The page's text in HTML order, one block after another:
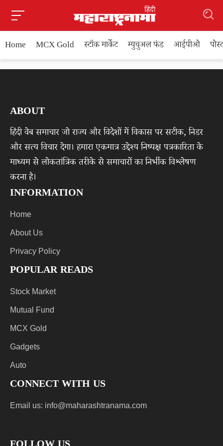
Home MCX Gold स्टॉक मार्केट म्युचुअल फंड आईपीओ
ABOUT
हिंदी वेब समाचार जो राज्य और विदेशों में विकास पर सटीक, निडर
और सत्य विचार देगा। हमारा एकमात्र उद्देश्य निष्पक्ष पत्रकारिता के
माध्यम से लोकतांत्रिक तरीके से समाचारों का निर्भीक विश्लेषण
करना है।
INFORMATION
Home
About Us
Privacy Policy
POPULAR READS
Stock Market
Mutual Fund
MCX Gold
Gadgets
Auto
CONNECT WITH US
Email us: info@maharashtranama.com